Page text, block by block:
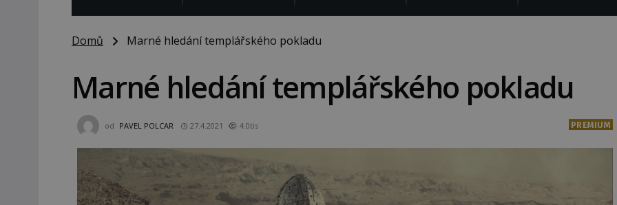
Domů Marné hledání templářského pokladu
Marné hledání templářského pokladu
od PAVEL POLCAR 27.4.2021 4.0tis PREMIUM